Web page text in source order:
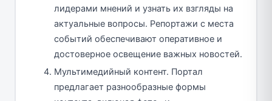
лидерами мнений и узнать их взгляды на
актуальные вопросы. Репортажи с места
событий обеспечивают оперативное и
достоверное освещение важных новостей.
Мультимедийный контент. Портал
предлагает разнообразные формы